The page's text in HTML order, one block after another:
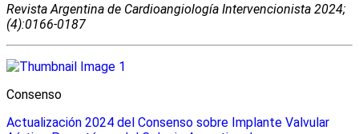
Revista Argentina de Cardioangiologí­a Intervencionista 2024;
(4):0166-0187
Consenso
Actualización 2024 del Consenso sobre Implante Valvular